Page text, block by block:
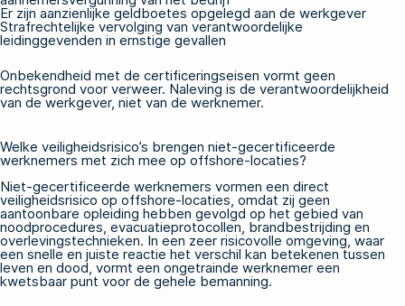
Er zijn aanzienlijke geldboetes opgelegd aan de werkgever
Strafrechtelijke vervolging van verantwoordelijke
leidinggevenden in ernstige gevallen
Onbekendheid met de certificeringseisen vormt geen
rechtsgrond voor verweer. Naleving is de verantwoordelijkheid
van de werkgever, niet van de werknemer.
Welke veiligheidsrisico’s brengen niet-gecertificeerde
werknemers met zich mee op offshore-locaties?
Niet-gecertificeerde werknemers vormen een direct
veiligheidsrisico op offshore-locaties, omdat zij geen
aantoonbare opleiding hebben gevolgd op het gebied van
noodprocedures, evacuatieprotocollen, brandbestrijding en
overlevingstechnieken. In een zeer risicovolle omgeving, waar
een snelle en juiste reactie het verschil kan betekenen tussen
leven en dood, vormt een ongetrainde werknemer een
kwetsbaar punt voor de gehele bemanning.